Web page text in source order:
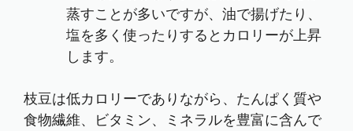
蒸すことが多いですが、油で揚げたり、
塩を多く使ったりするとカロリーが上昇
します。
枝豆は低カロリーでありながら、たんぱく質や
食物繊維、ビタミン、ミネラルを豊富に含んで